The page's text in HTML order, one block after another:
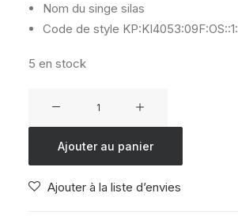
Nom du singe silas
Code de style KP:KI4053:09F:OS::1:
5 en stock
CLASSROOM
PINK
Ajouter au panier
Ajouter à la liste d’envies